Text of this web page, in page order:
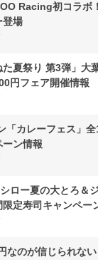
Racing初コラボ
登場
た夏祭り 第3弾」大
円フェア開催情報
「カレーフェス」
ーン情報
ロー夏の大とろ＆
定寿司キャンペー
なのが信じられな